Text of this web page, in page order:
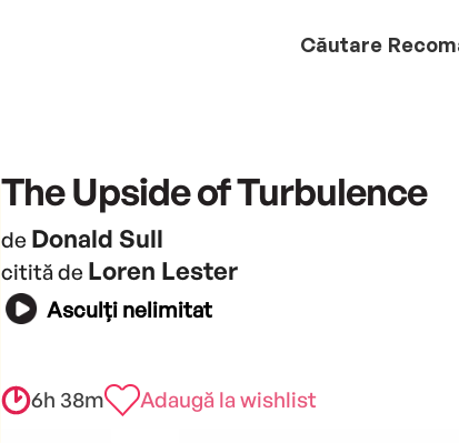
Căutare
The Upside of Turbulence
de Donald Sull
citită de Loren Lester
Asculți nelimitat
6h 38m Adaugă la wishlist